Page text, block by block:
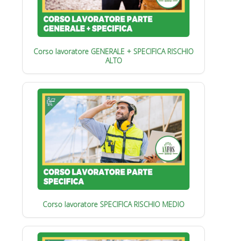
Corso lavoratore GENERALE + SPECIFICA RISCHIO
ALTO
Corso lavoratore SPECIFICA RISCHIO MEDIO